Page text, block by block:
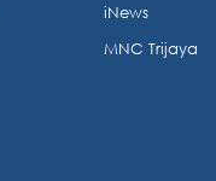
iNews
MNC Trijaya